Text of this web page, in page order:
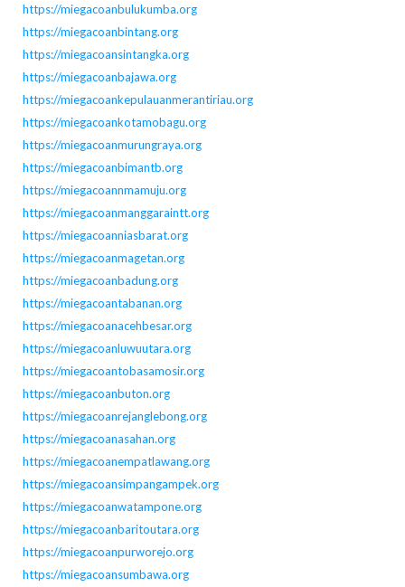
https://miegacoanbulukumba.org
https://miegacoanbintang.org
https://miegacoansintangka.org
https://miegacoanbajawa.org
https://miegacoankepulauanmerantiriau.org
https://miegacoankotamobagu.org
https://miegacoanmurungraya.org
https://miegacoanbimantb.org
https://miegacoannmamuju.org
https://miegacoanmanggaraintt.org
https://miegacoanniasbarat.org
https://miegacoanmagetan.org
https://miegacoanbadung.org
https://miegacoantabanan.org
https://miegacoanacehbesar.org
https://miegacoanluwuutara.org
https://miegacoantobasamosir.org
https://miegacoanbuton.org
https://miegacoanrejanglebong.org
https://miegacoanasahan.org
https://miegacoanempatlawang.org
https://miegacoansimpangampek.org
https://miegacoanwatampone.org
https://miegacoanbaritoutara.org
https://miegacoanpurworejo.org
https://miegacoansumbawa.org